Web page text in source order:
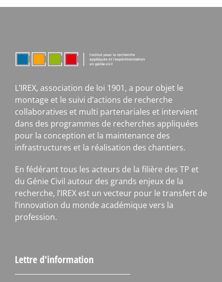
L’IREX, association de loi 1901, a pour objet le
montage et le suivi d’actions de recherche
collaboratives et multi partenariales et intervient
dans des programmes de recherches appliquées
pour la conception et la maintenance des
infrastructures et la réalisation des chantiers.
En fédérant tous les acteurs de la filière des TP et
du Génie Civil autour des grands enjeux de la
recherche, l’IREX est un vecteur pour le transfert de
l’innovation du monde académique vers la
profession.
Lettre d'information